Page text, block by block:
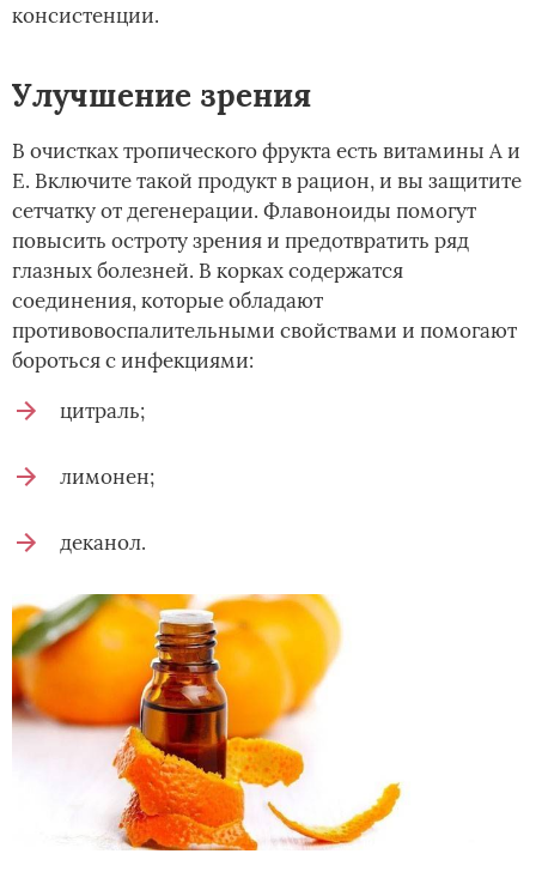
консистенции.
Улучшение зрения
В очистках тропического фрукта есть витамины А и
Е. Включите такой продукт в рацион, и вы защитите
сетчатку от дегенерации. Флавоноиды помогут
повысить остроту зрения и предотвратить ряд
глазных болезней. В корках содержатся
соединения, которые обладают
противовоспалительными свойствами и помогают
бороться с инфекциями:
цитраль;
лимонен;
деканол.